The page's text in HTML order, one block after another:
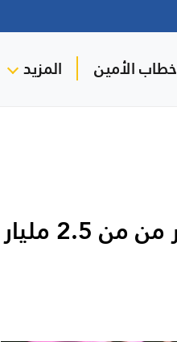
خطاب الأمين المزيد
مستخدمو “شات جي بي تي” يرسلون أكثر من من 2.5 مليار